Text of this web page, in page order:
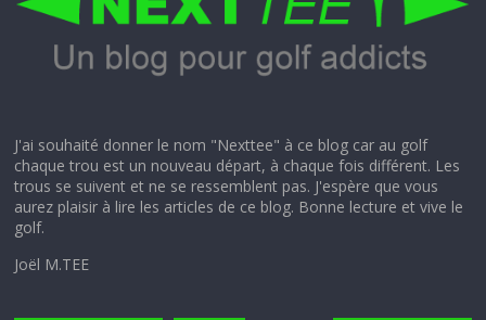
J'ai souhaité donner le nom "Nexttee" à ce blog car au golf
chaque trou est un nouveau départ, à chaque fois différent. Les
trous se suivent et ne se ressemblent pas. J'espère que vous
aurez plaisir à lire les articles de ce blog. Bonne lecture et vive le
golf.
Joël M.TEE